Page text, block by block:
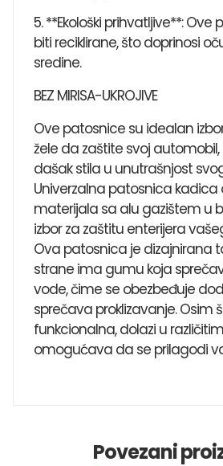
5. **Ekološki prihvatljive**:
biti reciklirane, što doprinosi
sredine.
BEZ MIRISA-UKROJIVE
Ove patosnice su idealan
žele da zaštite svoj
dašak stila u unutrašnjost
Univerzalna patosnica kadica
materijala sa alu gazištem u
izbor za zaštitu enterijera
Ova patosnica je dizajnirana
strane ima gumu koja
vode, čime se obezbeđuje
sprečava proklizavanje. Osim
funkcionalna, dolazi u
omogućava da se prilagodi
Povezani